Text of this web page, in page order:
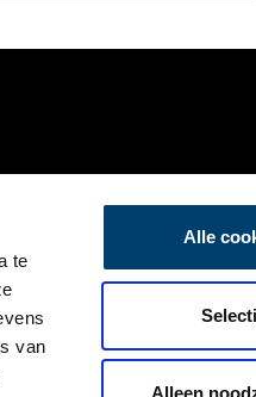
te
van
Alle
Alleen